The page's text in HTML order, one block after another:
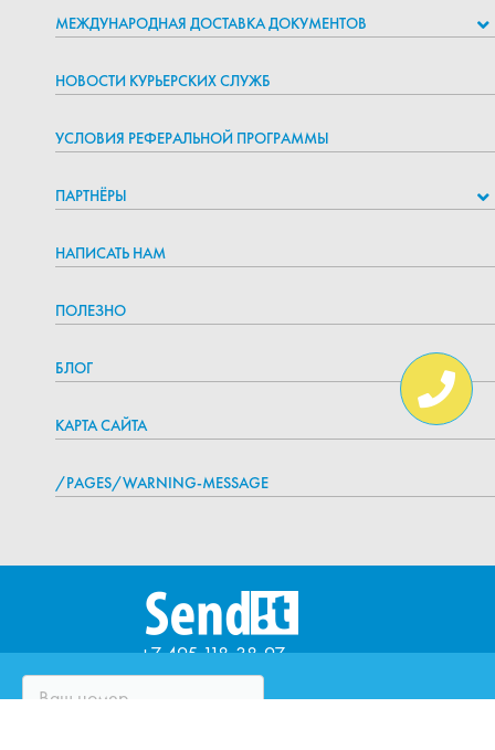
МЕЖДУНАРОДНАЯ ДОСТАВКА ДОКУМЕНТОВ
НОВОСТИ КУРЬЕРСКИХ СЛУЖБ
УСЛОВИЯ РЕФЕРАЛЬНОЙ ПРОГРАММЫ
ПАРТНЁРЫ
НАПИСАТЬ НАМ
ПОЛЕЗНО
БЛОГ
КАРТА САЙТА
/PAGES/WARNING-MESSAGE
+7 495 118-38-97